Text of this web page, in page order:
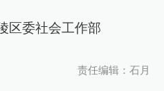
区委社会工作部
责任编辑：石月